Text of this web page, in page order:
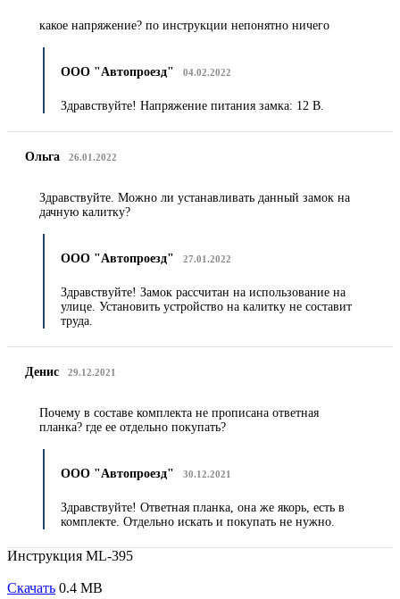
какое напряжение? по инструкции непонятно ничего
ООО "Автопроезд" 04.02.2022
Здравствуйте! Напряжение питания замка: 12 В.
Ольга 26.01.2022
Здравствуйте. Можно ли устанавливать данный замок на
дачную калитку?
ООО "Автопроезд" 27.01.2022
Здравствуйте! Замок рассчитан на использование на
улице. Установить устройство на калитку не составит
труда.
Денис 29.12.2021
Почему в составе комплекта не прописана ответная
планка? где ее отдельно покупать?
ООО "Автопроезд" 30.12.2021
Здравствуйте! Ответная планка, она же якорь, есть в
комплекте. Отдельно искать и покупать не нужно.
Инструкция ML-395
Скачать 0.4 MB